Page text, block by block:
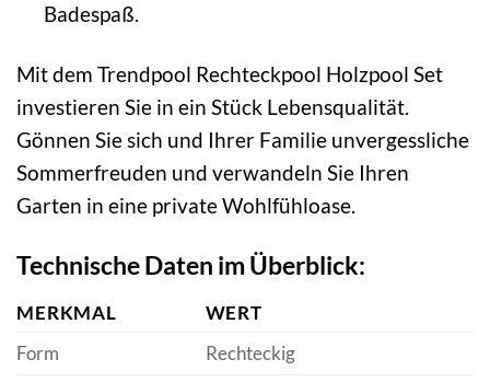
Badespaß.
Mit dem Trendpool Rechteckpool Holzpool Set
investieren Sie in ein Stück Lebensqualität.
Gönnen Sie sich und Ihrer Familie unvergessliche
Sommerfreuden und verwandeln Sie Ihren
Garten in eine private Wohlfühloase.
Technische Daten im Überblick:
MERKMAL
WERT
Form
Rechteckig